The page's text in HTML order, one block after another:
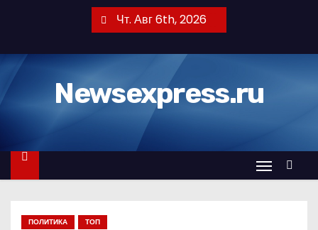
т
к
Чт. Авг 6th, 2026
Newsexpress.ru
ПОЛИТИКА ТОП